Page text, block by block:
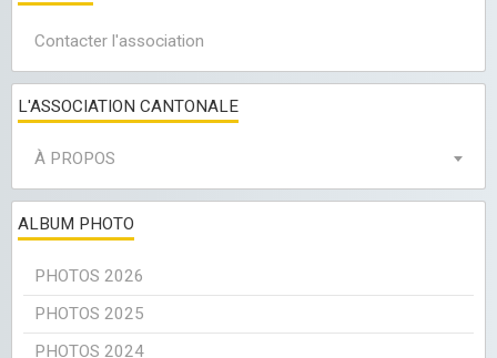
Contacter l'association
L'ASSOCIATION CANTONALE
À PROPOS
ALBUM PHOTO
PHOTOS 2026
PHOTOS 2025
PHOTOS 2024